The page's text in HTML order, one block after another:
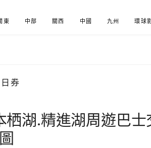
東 中部 關西 中國 九州 環球
噗
券
栖湖.精進湖周遊巴士